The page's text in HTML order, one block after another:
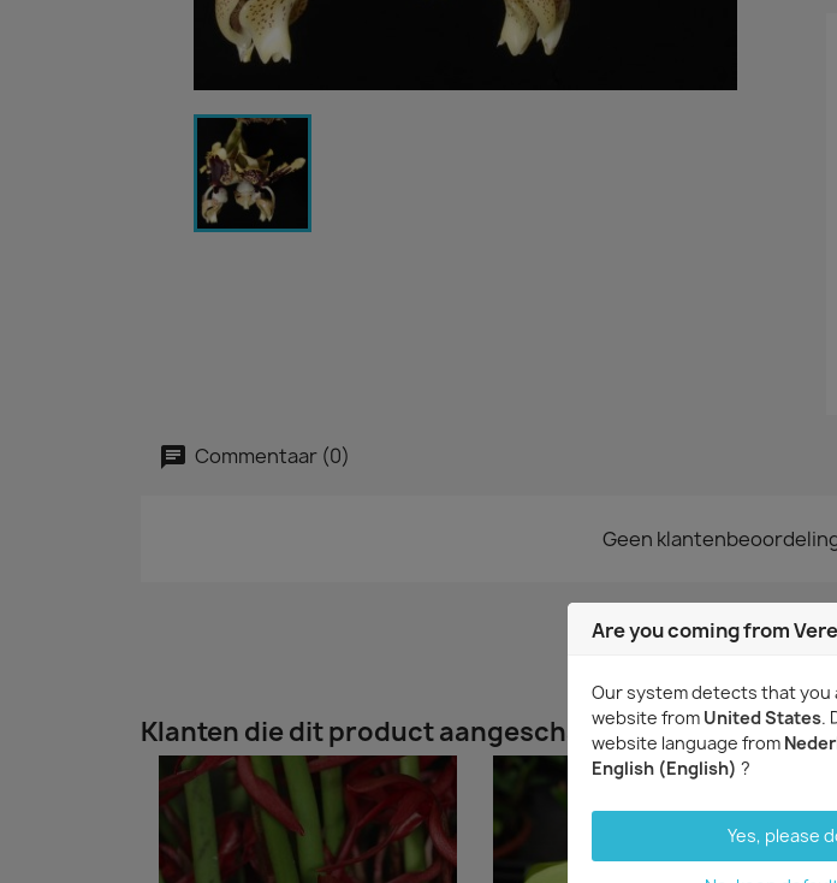
Commentaar (0)
Geen
Klanten die dit product aangeschaft hebben kochten
Are you coming from
Our system detects that you
website from United States.
website language from
English (English) ?
Yes, please